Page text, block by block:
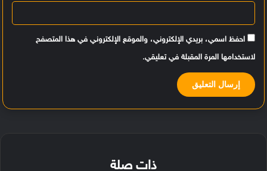
احفظ اسمي، بريدي الإلكتروني، والموقع الإلكتروني في هذا المتصفح
لاستخدامها المرة المقبلة في تعليقي.
ذات صلة